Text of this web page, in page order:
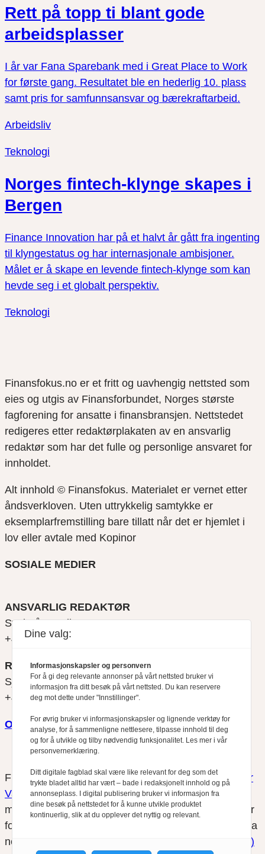
Rett på topp ti blant gode
arbeidsplasser
I år var Fana Sparebank med i Great Place to Work
for første gang. Resultatet ble en hederlig 10. plass
samt pris for samfunnsansvar og bærekraftarbeid.
Arbeidsliv
Teknologi
Norges fintech-klynge skapes i
Bergen
Finance Innovation har på et halvt år gått fra ingenting
til klyngestatus og har internasjonale ambisjoner.
Målet er å skape en levende fintech-klynge som kan
hevde seg i et globalt perspektiv.
Teknologi
Finansfokus.no er et fritt og uavhengig nettsted som
eies og utgis av Finansforbundet, Norges største
fagforening for ansatte i finansbransjen. Nettstedet
redigeres etter redaktørplakaten av en ansvarlig
redaktør som har det fulle og personlige ansvaret for
innholdet.
Alt innhold © Finansfokus. Materialet er vernet etter
åndsverkloven. Uten uttrykkelig samtykke er
eksemplarfremstilling bare tillatt når det er hjemlet i
lov eller avtale med Kopinor
SOSIALE MEDIER
ANSVARLIG REDAKTØR
Svein Åge Eriksen
+47 900 79 547
REDAKTØR
Sjur Anda
+47 470 34 460
Om oss
Finansfokus arbeider etterRedaktørplakatenog
Vær
Varsom-plakatensregler for god presseskikk, som
medlem av Fagpressen. Finansfokus har ikke ansvar
for innhold på eksterne nettsider som det lenkes til fra
nettsidene. Vi benytter
informasjonskapsler (cookies)
Dine valg:
Informasjonskapsler og personvern
For å gi deg relevante annonser på vårt nettsted bruker vi
informasjon fra ditt besøk på vårt nettsted. Du kan reservere
deg mot dette under "Innstillinger".
For øvrig bruker vi informasjonskapsler og lignende verktøy for
analyse, for å sammenligne nettlesere, tilpasse innhold til deg
og for å utvikle og tilby nødvendig funksjonalitet. Les mer i vår
personvernerklæring.
Ditt digitale fagblad skal være like relevant for deg som det
trykte bladet alltid har vært – bade i redaksjonelt innhold og på
annonseplass. I digital publisering bruker vi informasjon fra
dine besøk på nettstedet for å kunne utvikle produktet
kontinuerlig, slik at du opplever det nyttig og relevant.